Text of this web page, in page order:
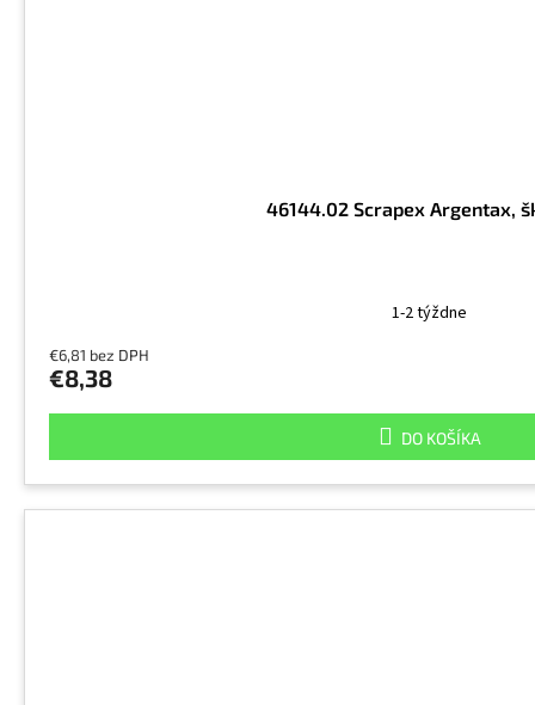
46144.02 Scrapex Argentax,
1-2 týždne
€6,81 bez DPH
€8,38
DO KOŠÍKA